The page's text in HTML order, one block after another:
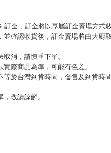
金，訂金將以專屬訂金賣場方式收
確認收貨後，訂金賣場將由大廚取
消，請慎重下單。
際商品為準，可能有色差。
於台灣到貨時間，發售及到貨時
敬請諒解。